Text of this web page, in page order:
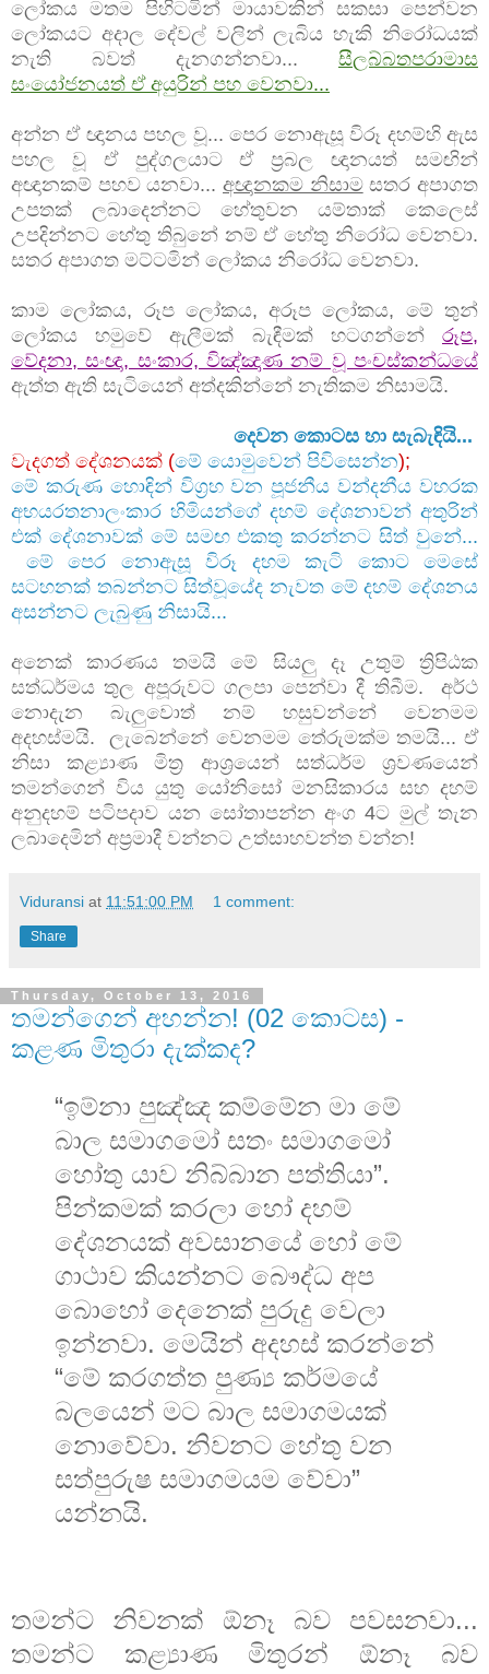
ලෝකය මතම පිහිටමින් මායාවකින් සකසා පෙන්වන
ලෝකයට අදාල දේවල් වලින් ලැබිය හැකි නිරෝධයක්
නැති බවත් දැනගන්නවා... සීලබ්බතපරාමාස
සංයෝජනයත් ඒ අයුරින් පහ වෙනවා...
අන්න ඒ ඥානය පහල වූ... පෙර නොඇසූ විරූ දහම්හි ඇස
පහල වූ ඒ පුද්ගලයාට ඒ ප්‍රබල ඥානයත් සමඟින්
අඥානකම් පහව යනවා... අඥානකම නිසාමසතර අපාගත
උපතක් ලබාදෙන්නට හේතුවන යම්තාක් කෙලෙස්
උපදින්නට හේතු තිබුනේ නම් ඒ හේතු නිරෝධ වෙනවා.
සතර අපාගත මට්ටමින් ලෝකය නිරෝධ වෙනවා.
කාම ලෝකය, රූප ලෝකය, අරූප ලෝකය, මේ තුන්
ලෝකය හමුවේ ඇලීමක් බැඳීමක් හටගන්නේ රූප,
වේදනා, සංඥා, සංකාර, විඤ්ඤාණ නම් වූ පංචස්කන්ධයේ
ඇත්ත ඇති සැටියෙන් අත්දකින්නේ නැතිකම නිසාමයි.
දෙවන කොටස හා සැබැඳියි...
වැදගත් දේශනයක් (මේ යොමුවෙන් පිවිසෙන්න);
මේ කරුණ හොඳින් විග්‍රහ වන පූජනීය වන්දනීය වහරක
අභයරතනාලංකාර හිමියන්ගේ දහම් දේශනාවන් අතුරින්
එක් දේශනාවක් මේ සමඟ එකතු කරන්නට සිත් වුනේ...
මේ පෙර නොඇසූ විරූ දහම කැටි කොට මෙසේ
සටහනක් තබන්නට සිත්වූයේද නැවත මේ දහම් දේශනය
අසන්නට ලැබුණු නිසායි...
අනෙක් කාරණය තමයි මේ සියලු දෑ උතුම් ත්‍රිපිඨක
සත්ධර්මය තුල අපූරුවට ගලපා පෙන්වා දී තිබීම. අර්ථ
නොදැන බැලුවොත් නම් හසුවන්නේ වෙනමම
අදහස්මයි. ලැබෙන්නේ වෙනමම තේරුමක්ම තමයි... ඒ
නිසා කළ්‍යාණ මිත්‍ර ආශ්‍රයෙන් සත්ධර්ම ශ්‍රවණයෙන්
තමන්ගෙන් විය යුතු යෝනිසෝ මනසිකාරය සහ දහම්
අනුදහම් පටිපදාව යන සෝතාපන්න අංග 4ට මුල් තැන
ලබාදෙමින් අප්‍රමාදී වන්නට උත්සාහවන්ත වන්න!
Viduransi at 11:51:00 PM 1 comment:
Share
Thursday, October 13, 2016
තමන්ගෙන් අහන්න! (02 කොටස) -
කළණ මිතුරා දැක්කද?
“ඉම්නා පුඤ්ඤ කම්මේන මා මේ
බාල සමාගමෝ සතං සමාගමෝ
හෝතු යාව නිබ්බාන පත්තියා”.
පින්කමක් කරලා හෝ දහම්
දේශනයක් අවසානයේ හෝ මේ
ගාථාව කියන්නට බෞද්ධ අප
බොහෝ දෙනෙක් පුරුදු වෙලා
ඉන්නවා. මෙයින් අදහස් කරන්නේ
“මේ කරගත්ත පුණ්‍ය කර්මයේ
බලයෙන් මට බාල සමාගමයක්
නොවේවා. නිවනට හේතු වන
සත්පුරුෂ සමාගමයම වේවා”
යන්නයි.
තමන්ට නිවනක් ඕනෑ බව පවසනවා...
තමන්ට කළ්‍යාණ මිතුරන් ඕනෑ බව